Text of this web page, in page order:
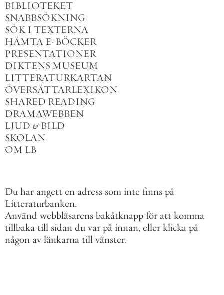
BIBLIOTEKET
SNABBSÖKNING
SÖK I TEXTERNA
HÄMTA E-BÖCKER
PRESENTATIONER
DIKTENS MUSEUM
LITTERATURKARTAN
ÖVERSÄTTARLEXIKON
SHARED READING
DRAMAWEBBEN
LJUD & BILD
SKOLAN
OM LB
Du har angett en adress som inte finns på
Litteraturbanken.
Använd webbläsarens bakåtknapp för att komma
tillbaka till sidan du var på innan, eller klicka på
någon av länkarna till vänster.